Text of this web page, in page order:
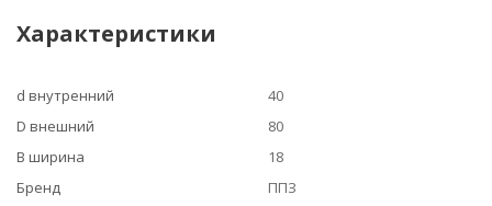
Характеристики
d внутренний
40
D внешний
80
B ширина
18
Бренд
ППЗ